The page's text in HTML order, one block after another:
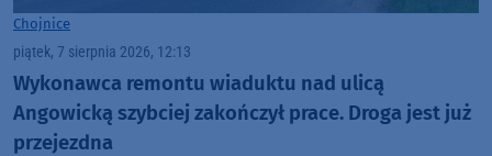
Chojnice
piątek, 7 sierpnia 2026, 12:13
Wykonawca remontu wiaduktu nad ulicą
Angowicką szybciej zakończył prace. Droga jest już
przejezdna